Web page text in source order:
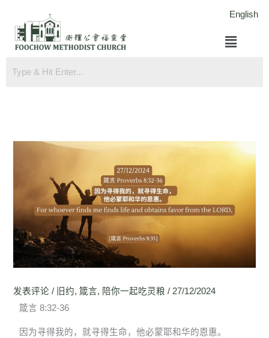
English
菜
单
发表评论 / 旧约,箴言, 陪你一起吃灵粮 / 27/12/2024
箴言 8:32-36
因为寻得我的，就寻得生命，他必蒙耶和华的恩惠。